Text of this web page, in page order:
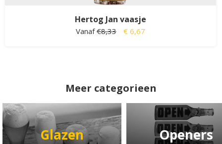
Hertog Jan vaasje
Vanaf€8,33 € 6,67
Meer categorieen
Glazen Openers